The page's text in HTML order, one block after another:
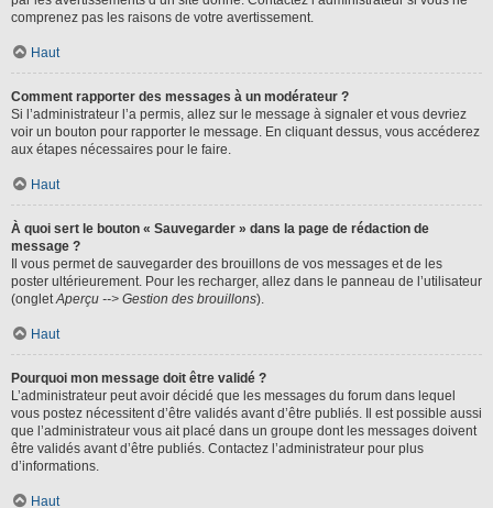
comprenez pas les raisons de votre avertissement.
Haut
Comment rapporter des messages à un modérateur ?
Si l’administrateur l’a permis, allez sur le message à signaler et vous devriez
voir un bouton pour rapporter le message. En cliquant dessus, vous accéderez
aux étapes nécessaires pour le faire.
Haut
À quoi sert le bouton « Sauvegarder » dans la page de rédaction de
message ?
Il vous permet de sauvegarder des brouillons de vos messages et de les
poster ultérieurement. Pour les recharger, allez dans le panneau de l’utilisateur
(ongletAperçu --> Gestion des brouillons).
Haut
Pourquoi mon message doit être validé ?
L’administrateur peut avoir décidé que les messages du forum dans lequel
vous postez nécessitent d’être validés avant d’être publiés. Il est possible aussi
que l’administrateur vous ait placé dans un groupe dont les messages doivent
être validés avant d’être publiés. Contactez l’administrateur pour plus
d’informations.
Haut